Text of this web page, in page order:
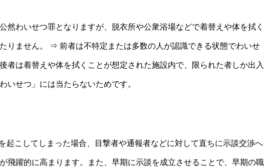
然わいせつ罪となりますが、脱衣所や公衆浴場などで着替えや体を拭く
りません。 ⇒ 前者は不特定または多数の人が認識できる状態でわいせ
者は着替えや体を拭くことが想定された施設内で、限られた者しか出入
いせつ」には当たらないためです。
起こしてしまった場合、目撃者や通報者などに対して直ちに示談交渉へ
飛躍的に高まります。また、早期に示談を成立させることで、早期の職